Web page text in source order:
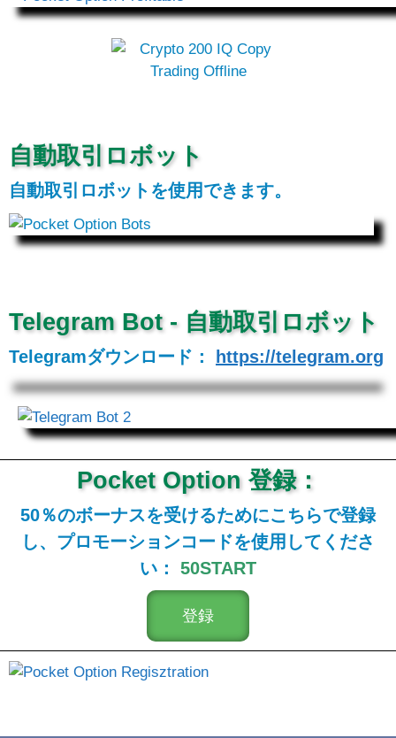
自動取引ロボット
自動取引ロボットを使用できます。
Telegram Bot - 自動取引ロボット
Telegramダウンロード： https://telegram.org
Pocket Option 登録：
50％のボーナスを受けるためにこちらで登録
し、プロモーションコードを使用してくださ
い：
50START
登録